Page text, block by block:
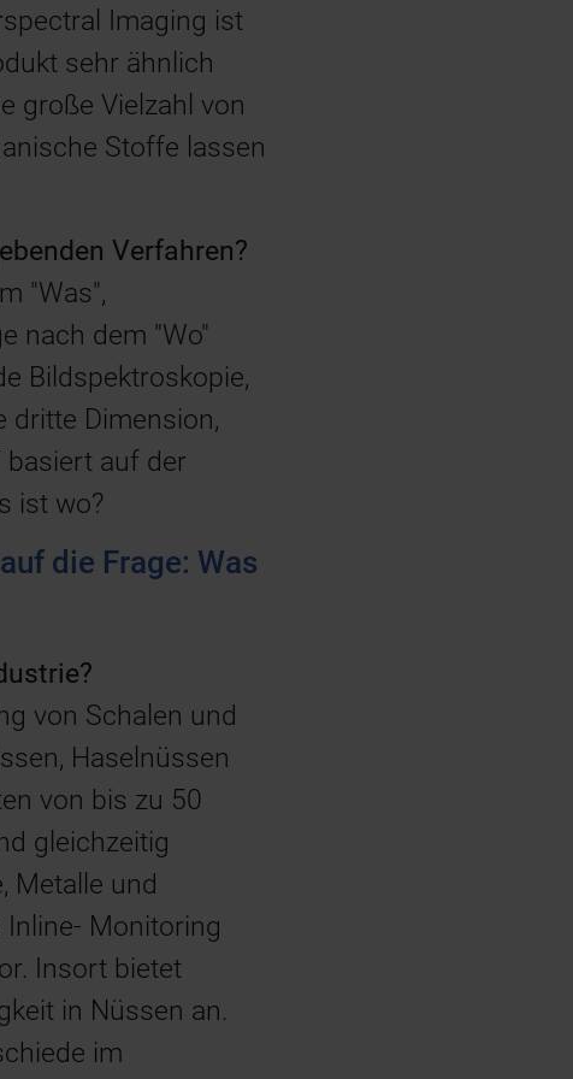
Imaging ist
sehr ähnlich
große Vielzahl von
Stoffe lassen
Verfahren?
"Was",
nach dem "Wo"
Bildspektroskopie,
dritte Dimension,
basiert auf der
ist wo?
die Frage: Was
von Schalen und
Haselnüssen
von bis zu 50
gleichzeitig
Metalle und
Monitoring
Insort bietet
in Nüssen an.
im